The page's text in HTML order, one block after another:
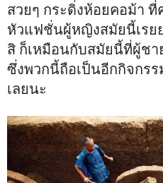
สวยๆ กระดิ่งห้อยคอม้า
หัวแฟชั่นผู้หญิงสมัยนี้เรย
สิ ก็เหมือนกับสมัยนี้ที่ผู้ช
ซึ่งพวกนี้ถือเป็นอีกกิจกร
เลยนะ